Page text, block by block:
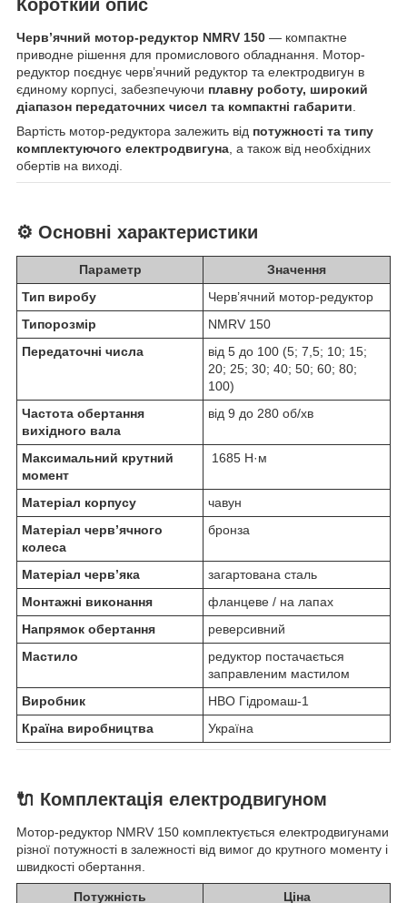
Короткий опис
Черв’ячний мотор-редуктор NMRV 150 — компактне
приводне рішення для промислового обладнання. Мотор-
редуктор поєднує черв’ячний редуктор та електродвигун в
єдиному корпусі, забезпечуючи плавну роботу, широкий
діапазон передаточних чисел та компактні габарити
Вартість мотор-редуктора залежить від потужності та типу
комплектуючого електродвигуна , а також від необхідних
обертів на виході.
⚙️ Основні характеристики
Параметр
Значення
Тип виробу
Черв’ячний мотор-редуктор
Типорозмір
NMRV 150
Передаточні числа
від 5 до 100 (5; 7,5; 10; 15;
20; 25; 30; 40; 50; 60; 80;
100)
Частота обертання
вихідного вала
від 9 до 280 об/хв
Максимальний крутний
момент
1685 Н·м
Матеріал корпусу
чавун
Матеріал черв’ячного
колеса
бронза
Матеріал черв’яка
загартована сталь
Монтажні виконання
фланцеве / на лапах
Напрямок обертання
реверсивний
Мастило
редуктор постачається
заправленим мастилом
Виробник
НВО Гідромаш-1
Країна виробництва
Україна
🔌 Комплектація електродвигуном
Мотор-редуктор NMRV 150 комплектується електродвигунами
різної потужності в залежності від вимог до крутного моменту і
швидкості обертання.
Потужність
Ціна